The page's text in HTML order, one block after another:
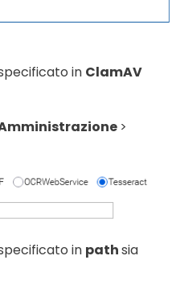
in ClamAV
>
in pathsia